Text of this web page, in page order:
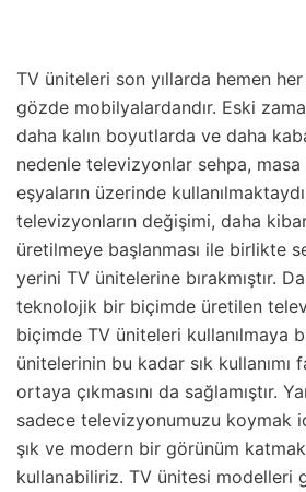
TV üniteleri son yıllarda hemen
gözde mobilyalardandır. Eski
daha kalın boyutlarda ve daha
nedenle televizyonlar sehpa,
eşyaların üzerinde
televizyonların değişimi, daha
üretilmeye başlanması ile birlikte
yerini TV ünitelerine bırakmıştır.
teknolojik bir biçimde üretilen
biçimde TV üniteleri kullanılmaya
ünitelerinin bu kadar sık kullanımı
ortaya çıkmasını da sağlamıştır.
sadece televizyonumuzu koymak
şık ve modern bir görünüm
kullanabiliriz. TV ünitesi modelleri